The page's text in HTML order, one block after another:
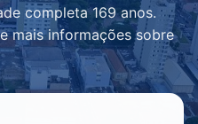
completa 169 anos.
mais informações sobre